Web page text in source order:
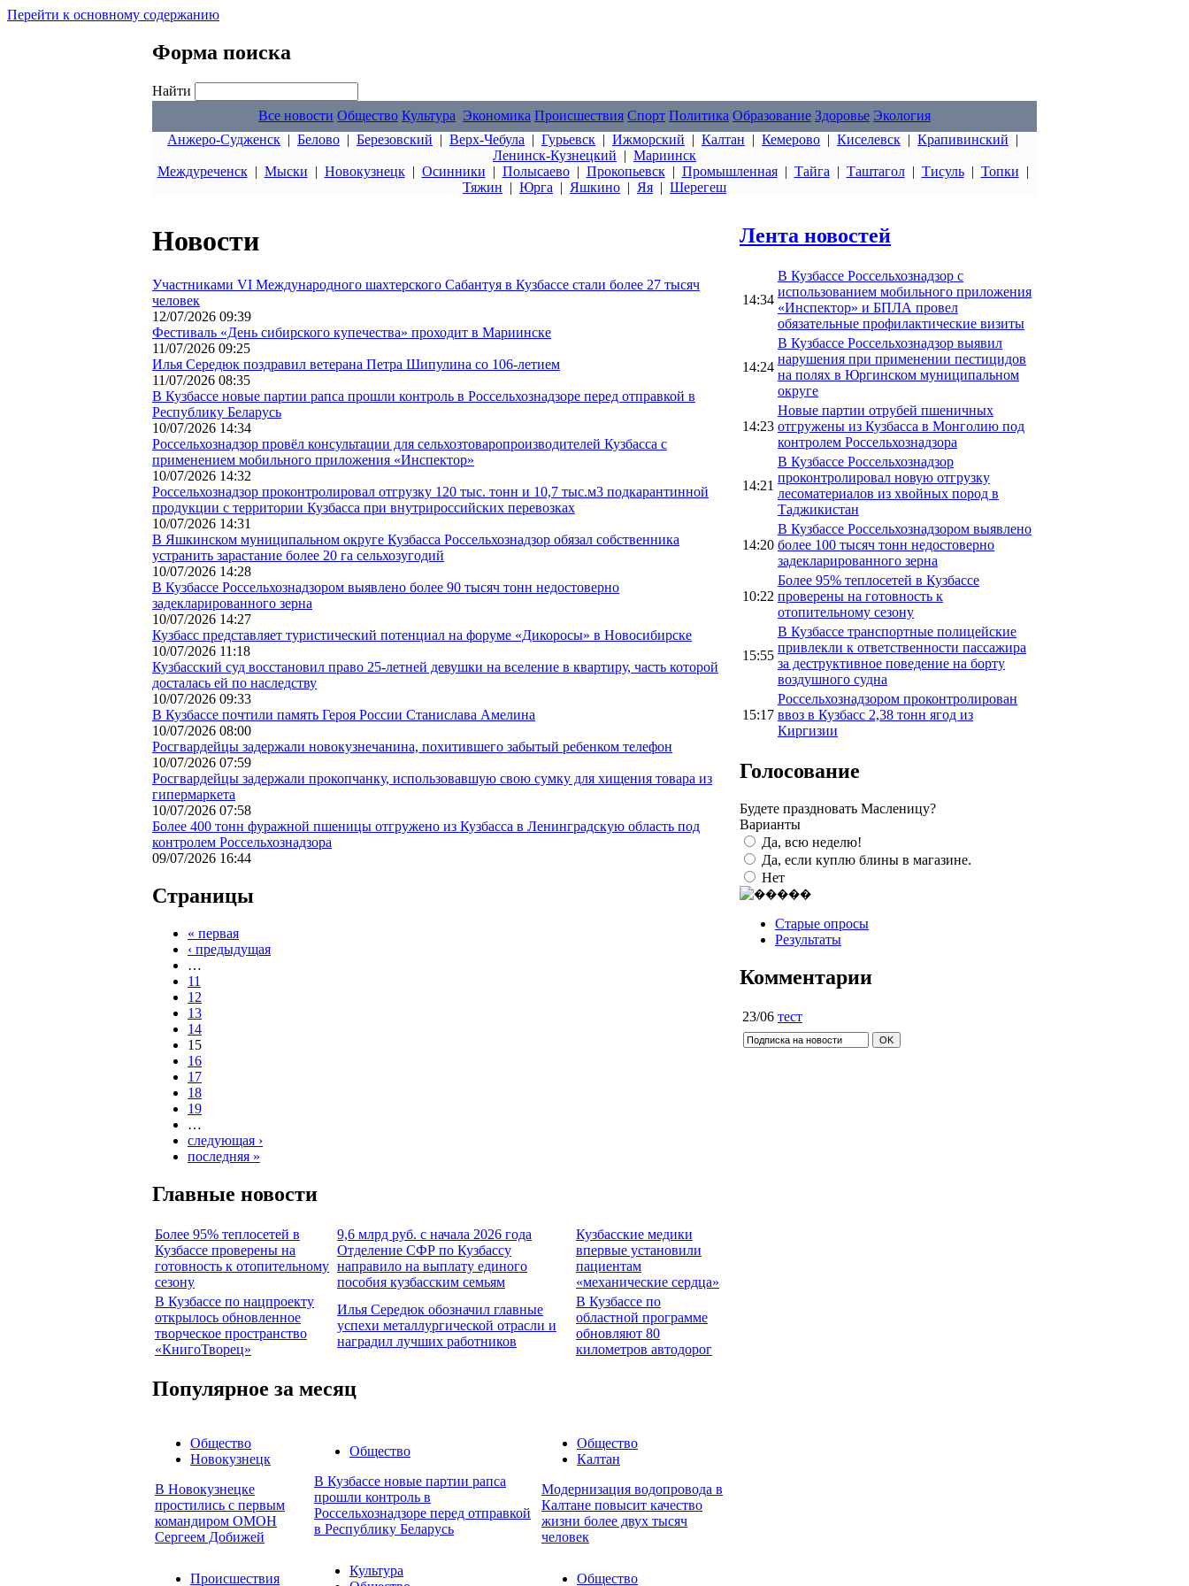
Перейти к основному содержанию
Форма поиска
Найти
Все новости Общество Культура Экономика Происшествия Спорт Политика Образование Здоровье Экология
Анжеро-Судженск | Белово | Березовский | Верх-Чебула | Гурьевск | Ижморский | Калтан | Кемерово | Киселевск | Крапивинский |
Ленинск-Кузнецкий | Мариинск
Междуреченск| Мыски | Новокузнецк| Осинники | Полысаево| Прокопьевск| Промышленная| Тайга | Таштагол| Тисуль| Топки |
Тяжин | Юрга | Яшкино | Яя | Шерегеш
Новости
Участниками VI Международного шахтерского Сабантуя в Кузбассе стали более 27 тысяч
человек
12/07/2026 09:39
Фестиваль «День сибирского купечества» проходит в Мариинске
11/07/2026 09:25
Илья Середюк поздравил ветерана Петра Шипулина со 106-летием
11/07/2026 08:35
В Кузбассе новые партии рапса прошли контроль в Россельхознадзоре перед отправкой в
Республику Беларусь
10/07/2026 14:34
Россельхознадзор провёл консультации для сельхозтоваропроизводителей Кузбасса с
применением мобильного приложения «Инспектор»
10/07/2026 14:32
Россельхознадзор проконтролировал отгрузку 120 тыс. тонн и 10,7 тыс.м3 подкарантинной
продукции с территории Кузбасса при внутрироссийских перевозках
10/07/2026 14:31
В Яшкинском муниципальном округе Кузбасса Россельхознадзор обязал собственника
устранить зарастание более 20 га сельхозугодий
10/07/2026 14:28
В Кузбассе Россельхознадзором выявлено более 90 тысяч тонн недостоверно
задекларированного зерна
10/07/2026 14:27
Кузбасс представляет туристический потенциал на форуме «Дикоросы» в Новосибирске
10/07/2026 11:18
Кузбасский суд восстановил право 25-летней девушки на вселение в квартиру, часть которой
досталась ей по наследству
10/07/2026 09:33
В Кузбассе почтили память Героя России Станислава Амелина
10/07/2026 08:00
Росгвардейцы задержали новокузнечанина, похитившего забытый ребенком телефон
10/07/2026 07:59
Росгвардейцы задержали прокопчанку, использовавшую свою сумку для хищения товара из
гипермаркета
10/07/2026 07:58
Более 400 тонн фуражной пшеницы отгружено из Кузбасса в Ленинградскую область под
контролем Россельхознадзора
09/07/2026 16:44
Страницы
« первая
‹ предыдущая
…
11
12
13
14
15
16
17
18
19
…
следующая ›
последняя »
Главные новости
Более 95% теплосетей в
Кузбассе проверены на
готовность к отопительному
сезону
9,6 млрд руб. с начала 2026 года
Отделение СФР по Кузбассу
направило на выплату единого
пособия кузбасским семьям
Кузбасские медики
впервые установили
пациентам
«механические сердца»
В Кузбассе по нацпроекту
открылось обновленное
творческое пространство
«КнигоТворец»
Илья Середюк обозначил главные
успехи металлургической отрасли и
наградил лучших работников
В Кузбассе по
областной программе
обновляют 80
километров автодорог
Популярное за месяц
Общество
Новокузнецк
В Новокузнецке
простились с первым
командиром ОМОН
Сергеем Добижей
Общество
В Кузбассе новые партии рапса
прошли контроль в
Россельхознадзоре перед отправкой
в Республику Беларусь
Общество
Калтан
Модернизация водопровода в
Калтане повысит качество
жизни более двух тысяч
человек
Происшествия
Культура
Общество
Лента новостей
14:34
В Кузбассе Россельхознадзор с
использованием мобильного приложения
«Инспектор» и БПЛА провел
обязательные профилактические визиты
14:24
В Кузбассе Россельхознадзор выявил
нарушения при применении пестицидов
на полях в Юргинском муниципальном
округе
14:23
Новые партии отрубей пшеничных
отгружены из Кузбасса в Монголию под
контролем Россельхознадзора
14:21
В Кузбассе Россельхознадзор
проконтролировал новую отгрузку
лесоматериалов из хвойных пород в
Таджикистан
14:20
В Кузбассе Россельхознадзором выявлено
более 100 тысяч тонн недостоверно
задекларированного зерна
10:22
Более 95% теплосетей в Кузбассе
проверены на готовность к
отопительному сезону
15:55
В Кузбассе транспортные полицейские
привлекли к ответственности пассажира
за деструктивное поведение на борту
воздушного судна
15:17
Россельхознадзором проконтролирован
ввоз в Кузбасс 2,38 тонн ягод из
Киргизии
Голосование
Будете праздновать Масленицу?
Варианты
Да, всю неделю!
Да, если куплю блины в магазине.
Нет
Старые опросы
Результаты
Комментарии
23/06 тест